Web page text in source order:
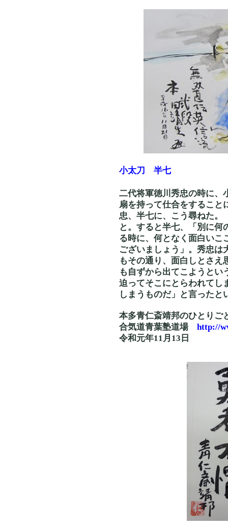
小太刀 半七
二代将軍徳川秀忠の時に、
扇を持って仕合をすること
忠、半七に、こう尋ねた。
と。すると半七、「別に何
る時に、何となく面白いこ
ございましょう」。秀忠は
もその通り、面白しとさえ
も自ずから出てこようとい
迫ってそこにとらわれてし
しまうものだ」と言ったと
本多青仁斎靖邦のひとりご
合気道青葉塾道場 http://
令和元年11月13日